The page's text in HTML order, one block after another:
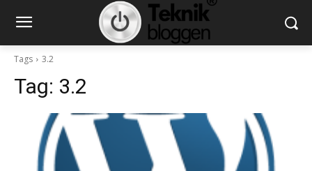
Tags 3.2
Tag: 3.2